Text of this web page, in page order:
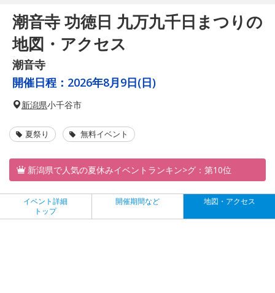
潮音寺 功徳日 九万九千日まつりの
地図・アクセス
潮音寺
開催日程： 2026年8月9日(日)
新潟県小千谷市
夏祭り 無料イベント
新潟県で人気の夏休みイベントランキン>グ：第10位
イベント詳細
トップ
開催期間など 地図・アクセス